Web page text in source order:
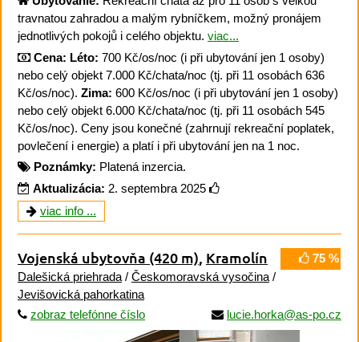
travnatou zahradou a malým rybníčkem, možný pronájem
jednotlivých pokojů i celého objektu. viac...
Cena: Léto: 700 Kč/os/noc (i při ubytování jen 1 osoby)
nebo celý objekt 7.000 Kč/chata/noc (tj. při 11 osobách 636
Kč/os/noc). Zima: 600 Kč/os/noc (i při ubytování jen 1 osoby)
nebo celý objekt 6.000 Kč/chata/noc (tj. při 11 osobách 545
Kč/os/noc). Ceny jsou konečné (zahrnují rekreační poplatek,
povlečení i energie) a platí i při ubytování jen na 1 noc.
Poznámky: Platená inzercia.
Aktualizácia: 2. septembra 2025
viac info ...
75 %
Vojenská ubytovňa (420 m), Kramolín
Dalešická priehrada / Českomoravská vysočina /
Jevišovická pahorkatina
zobraz telefónne číslo
lucie.horka@as-po.cz